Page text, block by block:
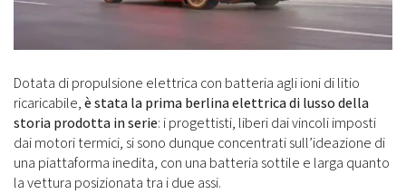
Dotata di propulsione elettrica con batteria agli ioni di litio
ricaricabile,è stata la prima berlina elettrica di lusso della
storia prodotta in serie: i progettisti, liberi dai vincoli imposti
dai motori termici, si sono dunque concentrati sull’ideazione di
una piattaforma inedita, con una batteria sottile e larga quanto
la vettura posizionata tra i due assi.